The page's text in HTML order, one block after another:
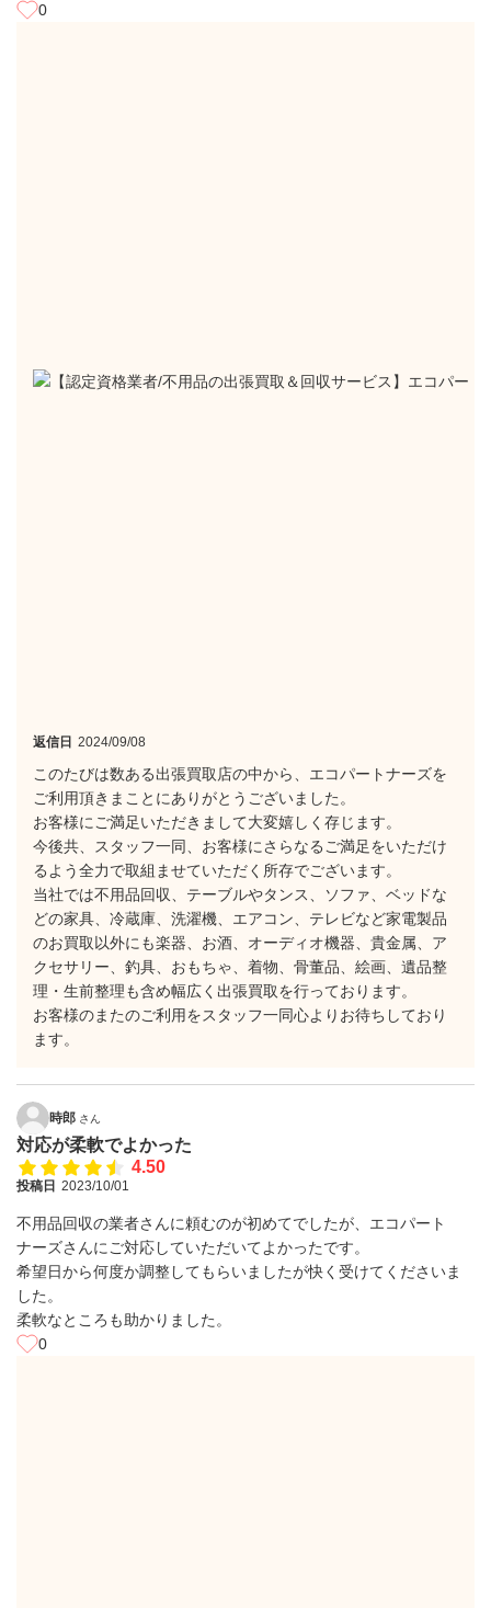
0
返信日 2024/09/08
このたびは数ある出張買取店の中から、エコパートナーズを
ご利用頂きまことにありがとうございました。
お客様にご満足いただきまして大変嬉しく存じます。
今後共、スタッフ一同、お客様にさらなるご満足をいただけ
るよう全力で取組ませていただく所存でございます。
当社では不用品回収、テーブルやタンス、ソファ、ベッドな
どの家具、冷蔵庫、洗濯機、エアコン、テレビなど家電製品
のお買取以外にも楽器、お酒、オーディオ機器、貴金属、ア
クセサリー、釣具、おもちゃ、着物、骨董品、絵画、遺品整
理・生前整理も含め幅広く出張買取を行っております。
お客様のまたのご利用をスタッフ一同心よりお待ちしており
ます。
時郎 さん
対応が柔軟でよかった
4.50
投稿日 2023/10/01
不用品回収の業者さんに頼むのが初めてでしたが、エコパート
ナーズさんにご対応していただいてよかったです。
希望日から何度か調整してもらいましたが快く受けてくださいま
した。
柔軟なところも助かりました。
0